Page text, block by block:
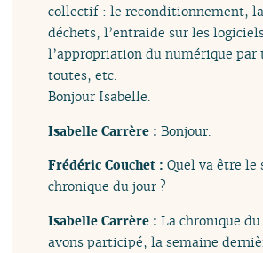
collectif : le reconditionnement, la
déchets, l’entraide sur les
l’appropriation du numérique par
toutes, etc.
Bonjour Isabelle.
Isabelle Carrère :Bonjour.
Frédéric Couchet :Quel va être le
chronique du jour ?
Isabelle Carrère :La chronique
avons participé, la semaine